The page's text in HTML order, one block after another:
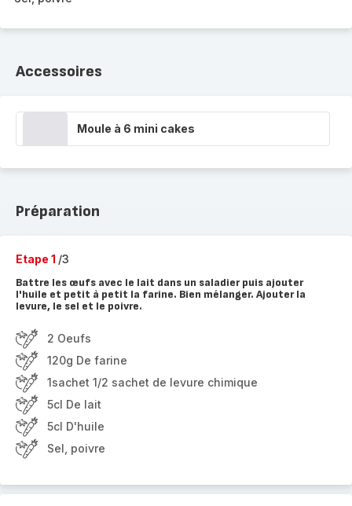
Accessoires
Moule à 6 mini cakes
Préparation
Etape 1 /3
Battre les œufs avec le lait dans un saladier puis ajouter
l'huile et petit à petit la farine. Bien mélanger. Ajouter la
levure, le sel et le poivre.
2 Oeufs
120g De farine
1sachet 1/2 sachet de levure chimique
5cl De lait
5cl D'huile
Sel, poivre